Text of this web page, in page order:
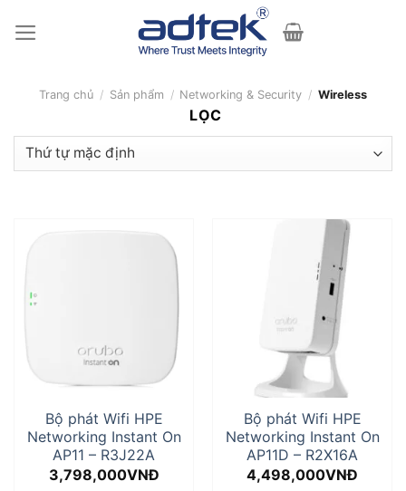
Trang chủ / Sản phẩm / Networking & Security / Wireless
LỌC
LỌC
Bộ phát Wifi HPE
Networking Instant On
AP11 – R3J22A
3,798,000VNĐ
Bộ phát Wifi HPE
Networking Instant On
AP11D – R2X16A
4,498,000VNĐ